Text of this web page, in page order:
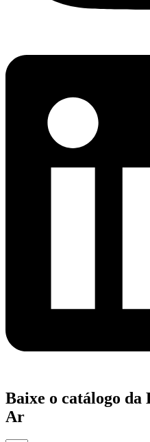
Baixe o catálogo da
Ar